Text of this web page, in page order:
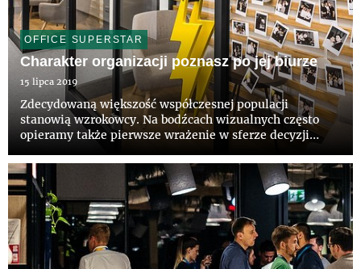
OFFICE SUPERSTAR
Charakter organizacji poznasz po jej biurze
15 lipca 2019
Zdecydowaną większość współczesnej populacji
stanowią wzrokowcy. Na bodźcach wizualnych często
opieramy także pierwsze wrażenie w sferze decyzji
istotny element wspierający wizerunek firmy. Jak
podkreślają eksperci CBRE,...